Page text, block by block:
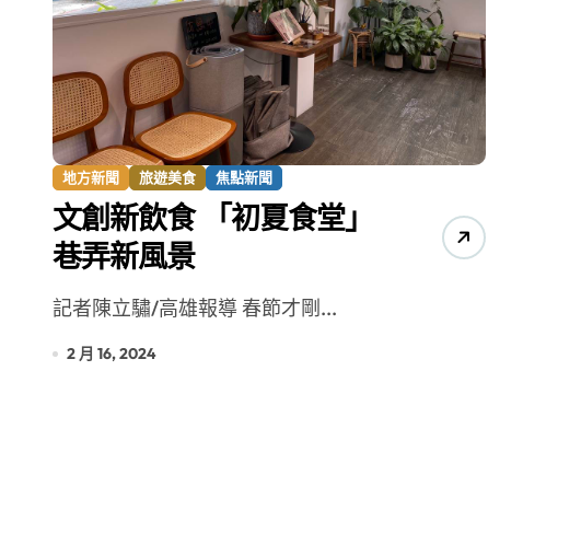
增殖放流超65萬尾魚苗 兩岸學生共營環保生態環境
地方新聞 旅遊美食 焦點新聞
文創新飲食 「初夏食堂」
巷弄新風景
記者陳立驌/高雄報導 春節才剛...
2 月 16, 2024